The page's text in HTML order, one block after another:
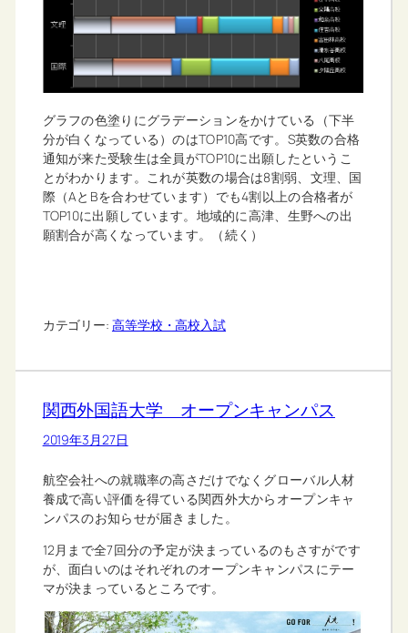
グラフの色塗りにグラデーションをかけている（下半
分が白くなっている）のはTOP10高です。S英数の合格
通知が来た受験生は全員がTOP10に出願したというこ
とがわかります。これが英数の場合は8割弱、文理、国
際（AとBを合わせています）でも4割以上の合格者が
TOP10に出願しています。地域的に高津、生野への出
願割合が高くなっています。（続く）
カテゴリー: 高等学校・高校入試
関西外国語大学 オープンキャンパス
2019年3月27日
航空会社への就職率の高さだけでなくグローバル人材
養成で高い評価を得ている関西外大からオープンキャ
ンパスのお知らせが届きました。
12月まで全7回分の予定が決まっているのもさすがです
が、面白いのはそれぞれのオープンキャンパスにテー
マが決まっているところです。